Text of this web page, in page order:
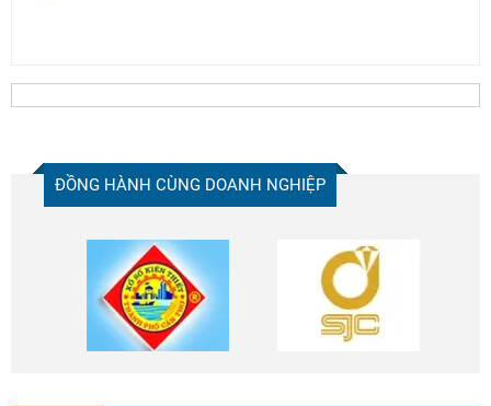
ĐỒNG HÀNH CÙNG DOANH NGHIỆP